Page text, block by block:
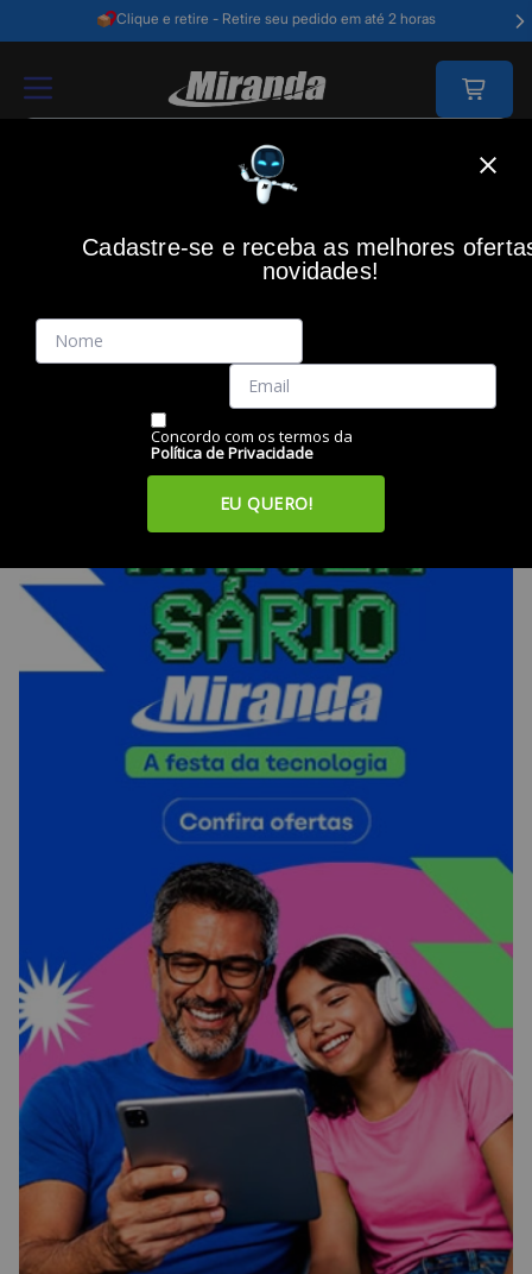
Clique e retire - Retire seu pedido em até 2 horas
TELEFONIA FIXA S/FIO
Cadastre-se e receba as melhores
novidades!
Concordo com os termos da
Política de Privacidade
EU QUERO!